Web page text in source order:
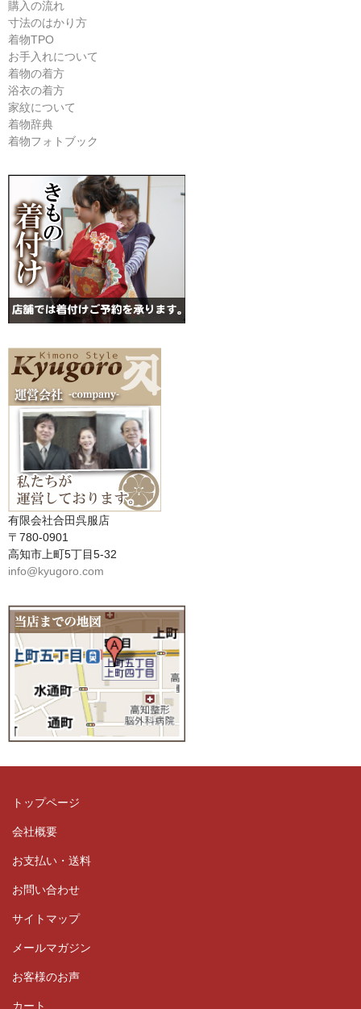
購入の流れ
寸法のはかり方
着物TPO
お手入れについて
着物の着方
浴衣の着方
家紋について
着物辞典
着物フォトブック
有限会社合田呉服店
〒780-0901
高知市上町5丁目5-32
info@kyugoro.com
トップページ
会社概要
お支払い・送料
お問い合わせ
サイトマップ
メールマガジン
お客様のお声
カート